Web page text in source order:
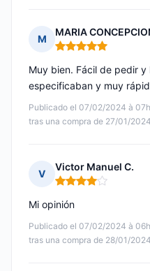
M
MARIA
Nota: 5 de 5
Publicado el 07/02/2024 à
tras una compra de 27/01/2024
Muy bien. Fácil de pedir
especificaban y muy
V
Victor Manuel C.
Nota: 4 de 5
Publicado el 07/02/2024 à
tras una compra de 28/01/2024
Mi opinión